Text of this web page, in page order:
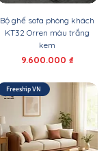
Bộ ghế sofa phòng khách
KT32 Orren màu trắng
kem
Giá
9.600.000 ₫
Freeship VN